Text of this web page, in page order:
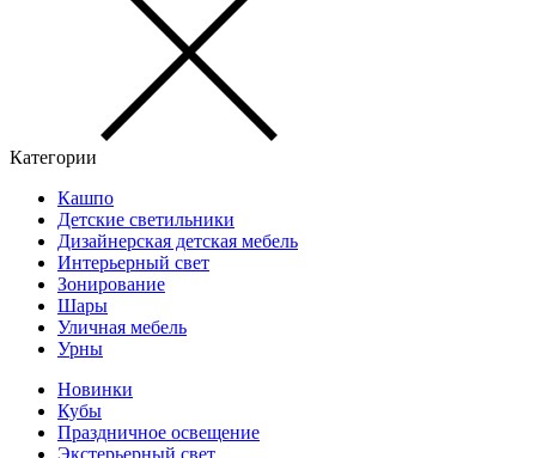
Категории
Кашпо
Детские светильники
Дизайнерская детская мебель
Интерьерный свет
Зонирование
Шары
Уличная мебель
Урны
Новинки
Кубы
Праздничное освещение
Экстерьерный свет